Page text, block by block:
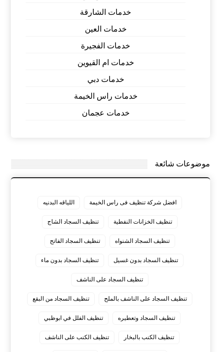
خدمات الشارقة
خدمات العين
خدمات الفجيرة
خدمات ام القيوين
خدمات دبي
خدمات راس الخيمة
خدمات عجمان
موضوعات شائعة
افضل شركة تنظيف فى راس الخيمة اللياقه البدنيه
تنظيف الخزانات النفطية تنظيف السجاد الشاج
تنظيف السجاد الشنواه تنظيف السجاد الفاتح
تنظيف السجاد بدون غسيل تنظيف السجاد بدون ماء
تنظيف السجاد على الناشف
تنظيف السجاد على الناشف بالملح تنظيف السجاد من البقع
تنظيف السجاد وتعطيره تنظيف الفلل في ابوظبي
تنظيف الكنب بالبخار تنظيف الكنب على الناشف